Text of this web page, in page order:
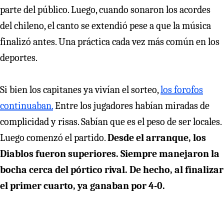
parte del público. Luego, cuando sonaron los acordes
del chileno, el canto se extendió pese a que la música
finalizó antes. Una práctica cada vez más común en los
deportes.
Si bien los capitanes ya vivían el sorteo,los forofos
continuaban.Entre los jugadores habían miradas de
complicidad y risas. Sabían que es el peso de ser locales.
Luego comenzó el partido.Desde el arranque, los
Diablos fueron superiores. Siempre manejaron la
bocha cerca del pórtico rival. De hecho, al finalizar
el primer cuarto, ya ganaban por 4-0.